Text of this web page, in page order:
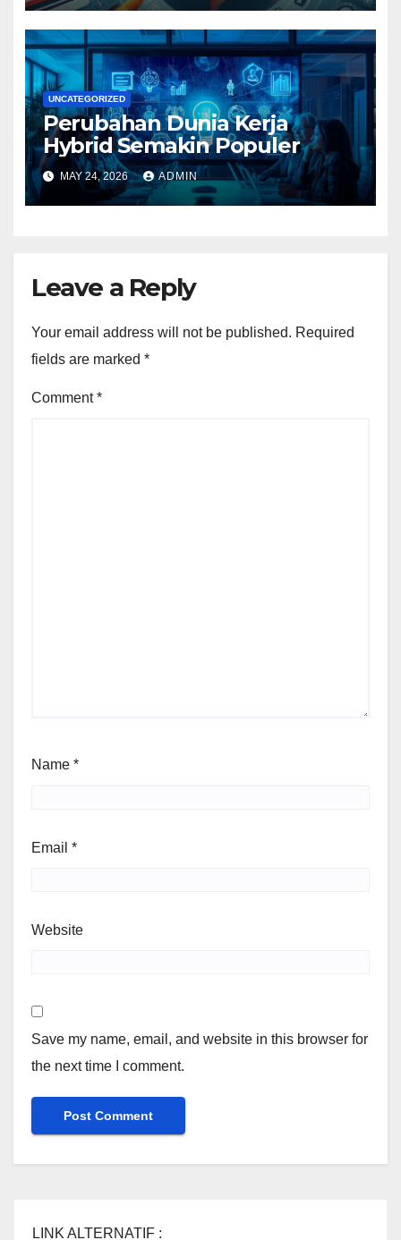
UNCATEGORIZED
Perubahan Dunia Kerja
Hybrid Semakin Populer
MAY 24, 2026 ADMIN
Leave a Reply
Your email address will not be published. Required
fields are marked *
Comment*
Name *
Email *
Website
Save my name, email, and website in this browser for
the next time I comment.
LINK ALTERNATIF :